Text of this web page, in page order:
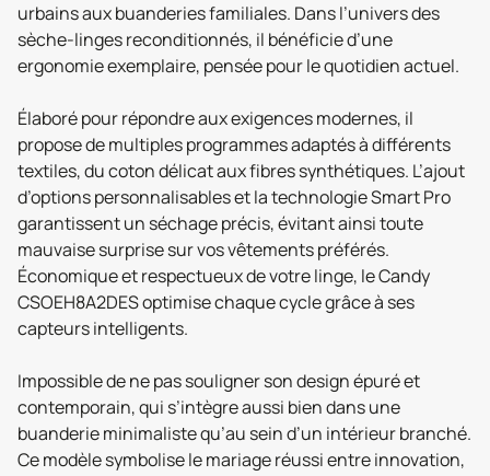
urbains aux buanderies familiales. Dans l’univers des
sèche-linges reconditionnés, il bénéficie d’une
ergonomie exemplaire, pensée pour le quotidien actuel.
Élaboré pour répondre aux exigences modernes, il
propose de multiples programmes adaptés à différents
textiles, du coton délicat aux fibres synthétiques. L’ajout
d’options personnalisables et la technologie Smart Pro
garantissent un séchage précis, évitant ainsi toute
mauvaise surprise sur vos vêtements préférés.
Économique et respectueux de votre linge, le Candy
CSOEH8A2DES optimise chaque cycle grâce à ses
capteurs intelligents.
Impossible de ne pas souligner son design épuré et
contemporain, qui s’intègre aussi bien dans une
buanderie minimaliste qu’au sein d’un intérieur branché.
Ce modèle symbolise le mariage réussi entre innovation,